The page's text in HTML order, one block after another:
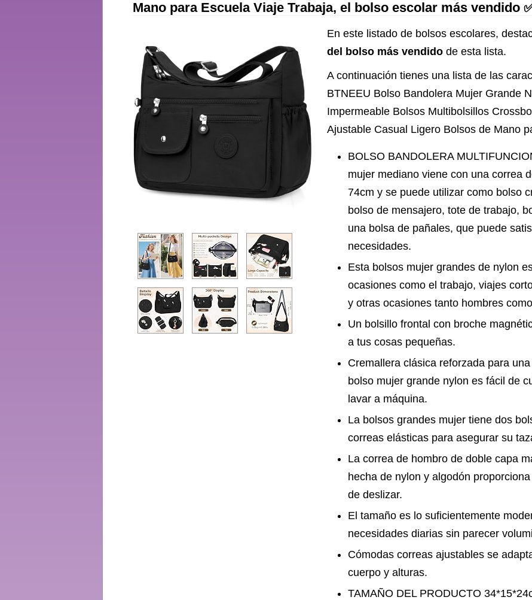
Mano para Escuela Viaje Trabaja, el bolso escolar más vendido
En este listado de bolsos escolares,
del bolso más vendido de esta lista.
A continuación tienes una lista de las
BTNEEU Bolso Bandolera Mujer Grande
Impermeable Bolsos Multibolsillos
Ajustable Casual Ligero Bolsos de Mano
BOLSO BANDOLERA
mujer mediano viene con una correa
74cm y se puede utilizar como bolso
bolso de mensajero, tote de trabajo,
una bolsa de pañales, que puede
necesidades.
Esta bolsos mujer grandes de nylon
ocasiones como el trabajo, viajes
y otras ocasiones tanto hombres
Un bolsillo frontal con broche
a tus cosas pequeñas.
Cremallera clásica reforzada para
bolso mujer grande nylon es fácil de
lavar a máquina.
La bolsos grandes mujer tiene dos
correas elásticas para asegurar su
La correa de hombro de doble capa
hecha de nylon y algodón
de deslizar.
El tamaño es lo suficientemente
necesidades diarias sin parecer
Cómodas correas ajustables se
cuerpo y alturas.
TAMAÑO DEL PRODUCTO